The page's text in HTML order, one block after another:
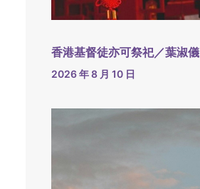
香港基督徒亦可祭祀／葉淑儀
2026 年 8 月 10 日